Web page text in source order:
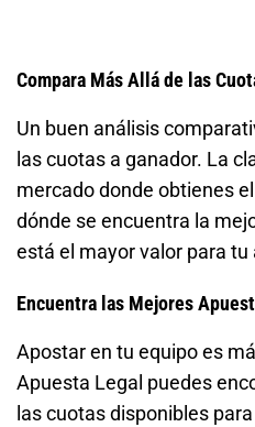
Compara Más Allá de las
Un buen análisis
las cuotas a ganador. La
mercado donde obtienes
dónde se encuentra la
está el mayor valor para tu
Encuentra las Mejores
Apostar en tu equipo es
Apuesta Legal puedes
las cuotas disponibles